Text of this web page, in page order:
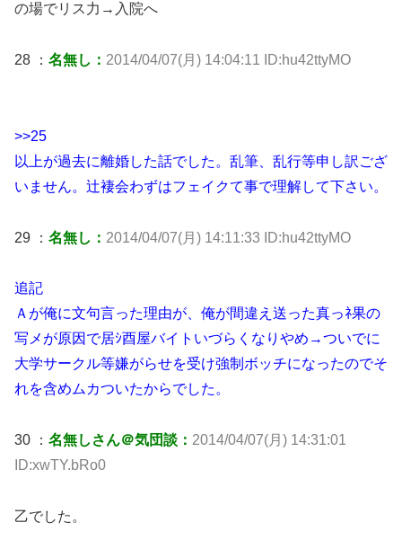
の場でリス力→入院へ
28 ： 名無し： 2014/04/07(月) 14:04:11 ID:hu42ttyMO
>>25
以上が過去に離婚した話でした。乱筆、乱行等申し訳ござ
いません。辻褄会わずはフェイクて事で理解して下さい。
29 ： 名無し： 2014/04/07(月) 14:11:33 ID:hu42ttyMO
追記
Ａが俺に文句言った理由が、俺が間違え送った真っﾈ果の
写メが原因で居ｼ酉屋バイトいづらくなりやめ→ついでに
大学サークル等嫌がらせを受け強制ボッチになったのでそ
れを含めムカついたからでした。
30 ： 名無しさん＠気団談： 2014/04/07(月) 14:31:01
ID:xwTY.bRo0
乙でした。